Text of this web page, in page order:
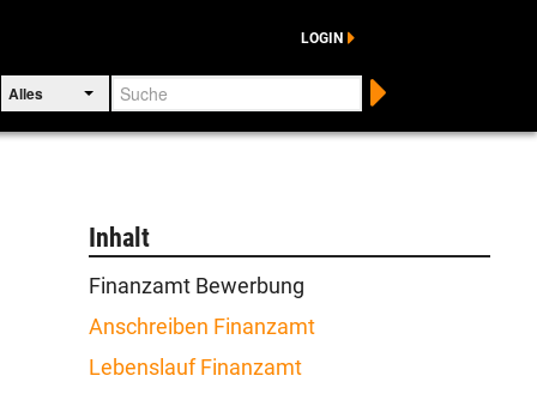
LOGIN
Alles Suche
Inhalt
Finanzamt Bewerbung
Anschreiben Finanzamt
Lebenslauf Finanzamt